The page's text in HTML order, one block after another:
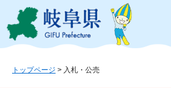
ジ
ュ
このページの本文へ
トップページ > 入札・公売